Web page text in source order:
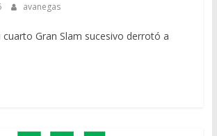
avanegas
Gran Slam sucesivo derrotó a